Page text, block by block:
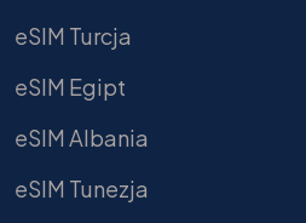
eSIM Turcja
eSIM Egipt
eSIM Albania
eSIM Tunezja